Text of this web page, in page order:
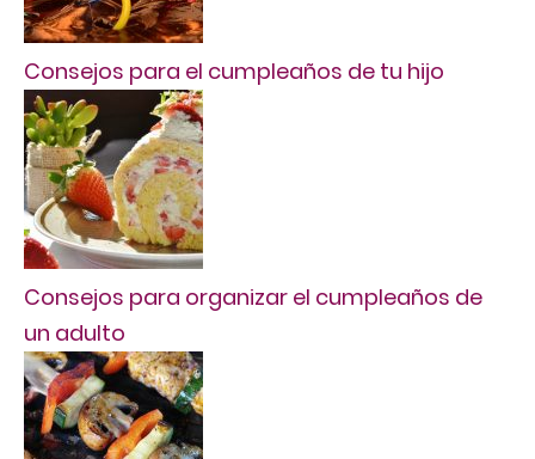
Consejos para el cumpleaños de tu hijo
Consejos para organizar el cumpleaños de
un adulto